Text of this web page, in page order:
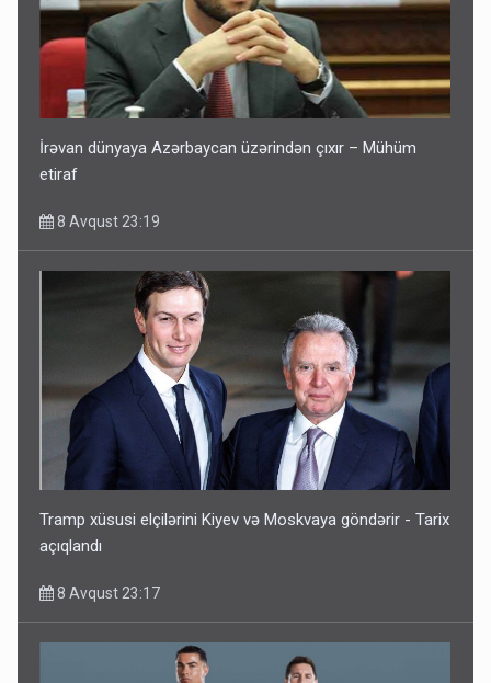
İrəvan dünyaya Azərbaycan üzərindən çıxır – Mühüm
etiraf
8 Avqust 23:19
Tramp xüsusi elçilərini Kiyev və Moskvaya göndərir - Tarix
açıqlandı
8 Avqust 23:17